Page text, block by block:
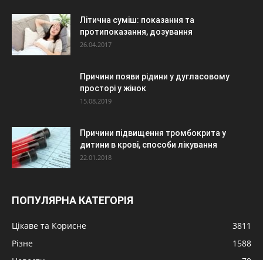
Літична суміш: показання та
протипоказання, дозування
26.04.2017
Причини появи рідини у дугласовому
просторі у жінок
15.08.2019
Причини підвищення тромбокрита у
дитини в крові, способи лікування
22.01.2018
ПОПУЛЯРНА КАТЕГОРІЯ
Цікаве та Корисне
3811
Різне
1588